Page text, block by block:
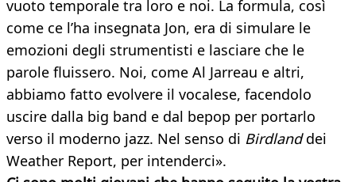
vuoto temporale tra loro e noi. La formula, così
come ce l’ha insegnata Jon, era di simulare le
emozioni degli strumentisti e lasciare che le
parole fluissero. Noi, come Al Jarreau e altri,
abbiamo fatto evolvere il vocalese, facendolo
uscire dalla big band e dal bepop per portarlo
verso il moderno jazz. Nel senso di Birdlanddei
Weather Report, per intenderci».